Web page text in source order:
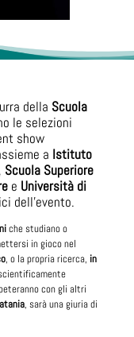
della Scuola
le selezioni
show
a Istituto
Scuola Superiore
e Università di
dell’evento.
che studiano o
in gioco nel
, o la propria ricerca, in
con gli altri
, sarà una giuria di